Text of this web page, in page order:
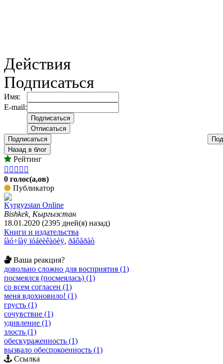
Действия
Подписаться
Имя:
E-mail:
Подписаться
Назад в блог
Рейтинг
    
0 голос(а,ов)
Публикатор
Kyrgyzstan Online
Bishkek, Кыргызстан
18.01.2020 (2395 дней(я) назад)
Книги и издательства
íàó÷íàÿ ïóáëèêàöèÿ, ðåôåðàò
Ваша реакция?
довольно сложно для восприятия (1)
посмеялся (посмеялась) (1)
со всем согласен (1)
меня вдохновило! (1)
грусть (1)
сочувствие (1)
удивление (1)
злость (1)
обескураженность (1)
вызвало обеспокоенность (1)
Ссылка